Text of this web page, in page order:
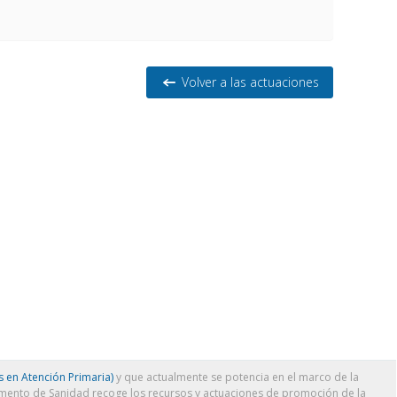
Volver a las actuaciones
en Atención Primaria)y que actualmente se potencia en el marco de la
de Sanidad recoge los recursos y actuaciones de promoción de la